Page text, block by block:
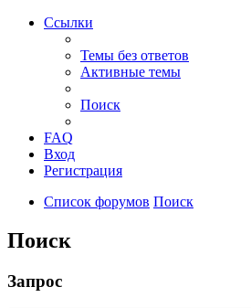
Ссылки
Темы без ответов
Активные темы
Поиск
FAQ
Вход
Регистрация
Список форумов Поиск
Поиск
Запрос